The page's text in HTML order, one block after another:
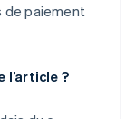
de paiement
l’article ?